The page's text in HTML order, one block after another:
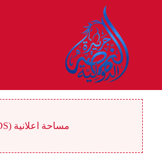
مساحة اعلانية (ADS)